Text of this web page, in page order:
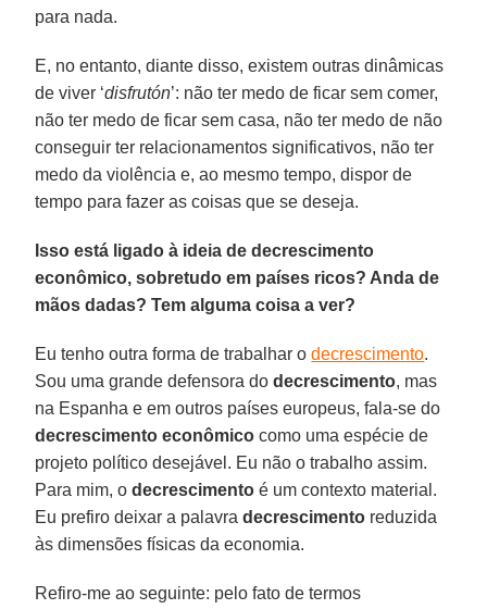
para nada.
E, no entanto, diante disso, existem outras dinâmicas
de viver ‘disfrutón’: não ter medo de ficar sem comer,
não ter medo de ficar sem casa, não ter medo de não
conseguir ter relacionamentos significativos, não ter
medo da violência e, ao mesmo tempo, dispor de
tempo para fazer as coisas que se deseja.
Isso está ligado à ideia de decrescimento
econômico, sobretudo em países ricos? Anda de
mãos dadas? Tem alguma coisa a ver?
Eu tenho outra forma de trabalhar odecrescimento.
Sou uma grande defensora dodecrescimento, mas
na Espanha e em outros países europeus, fala-se do
decrescimento econômico como uma espécie de
projeto político desejável. Eu não o trabalho assim.
Para mim, odecrescimento é um contexto material.
Eu prefiro deixar a palavradecrescimento reduzida
às dimensões físicas da economia.
Refiro-me ao seguinte: pelo fato de termos